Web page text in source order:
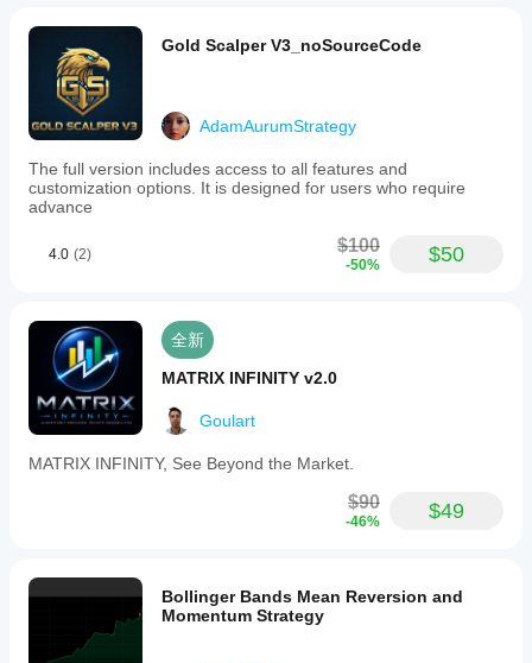
Gold Scalper V3_noSourceCode
AdamAurumStrategy
The full version includes access to all features and
customization options. It is designed for users who require
advance
4.0 (2) $100
-50% $50
全新
MATRIX INFINITY v2.0
Goulart
MATRIX INFINITY, See Beyond the Market.
$90
-46% $49
Bollinger Bands Mean Reversion and
Momentum Strategy